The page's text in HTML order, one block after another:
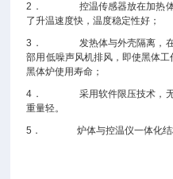
2． 控温传感器放在加热体内
了升温速度快，温度稳定性好；
3． 发热体与外壳隔离，在腔
部用低噪声风机排风，即使黑体
黑体炉使用寿命；
4． 采用软件限压技术，无需
重量轻。
5． 炉体与控温仪一体化结构